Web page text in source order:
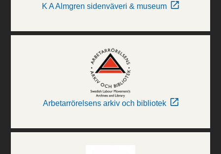
K A Almgren sidenväveri & museum
Arbetarrörelsens arkiv och bibliotek